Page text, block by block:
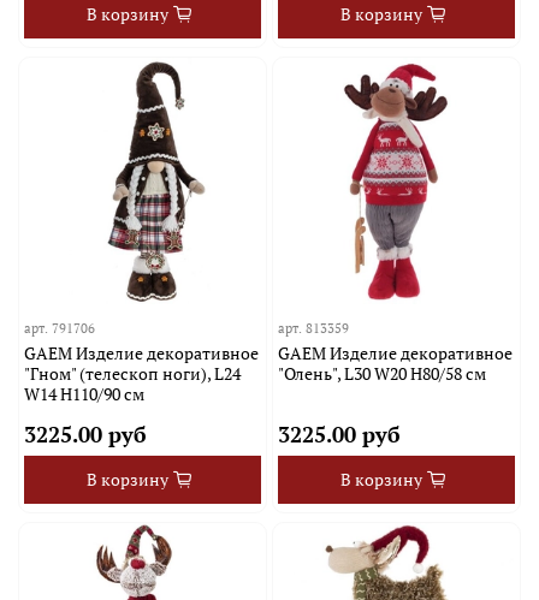
В корзину В корзину
арт.791706
GAEM Изделие декоративное
"Гном" (телескоп ноги), L24
W14 H110/90 см
3225.00 руб
В корзину
арт. 813359
GAEM Изделие декоративное
"Олень", L30 W20 H80/58 см
3225.00 руб
В корзину